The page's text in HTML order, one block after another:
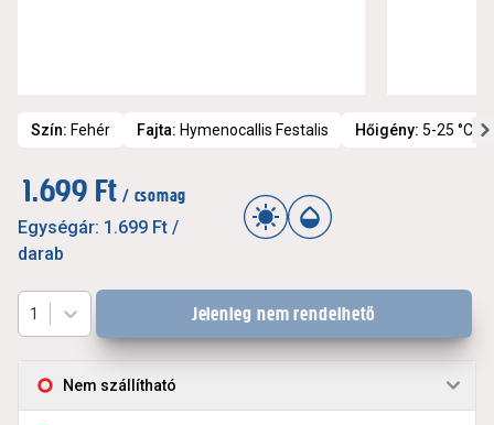
Szín: Fehér Fajta: Hymenocallis Festalis Hőigény: 5-25 °C
1.699 Ft / csomag
Egységár: 1.699 Ft /
darab
Nem szállítható
1 Jelenleg nem rendelhető